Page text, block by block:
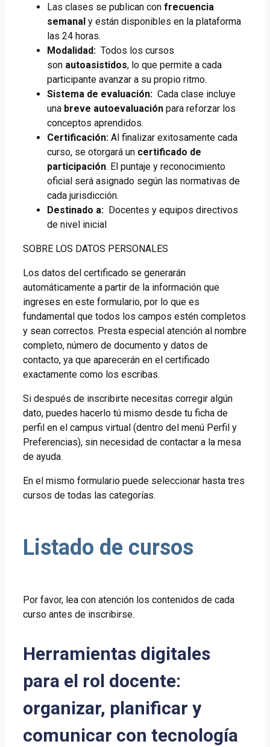
Las clases se publican con frecuencia
semanal y están disponibles en la plataforma
las 24 horas.
Modalidad: Todos los cursos
son autoasistidos, lo que permite a cada
participante avanzar a su propio ritmo.
Sistema de evaluación: Cada clase incluye
una breve autoevaluación para reforzar los
conceptos aprendidos.
Certificación: Al finalizar exitosamente cada
curso, se otorgará un certificado de
participación. El puntaje y reconocimiento
oficial será asignado según las normativas de
cada jurisdicción.
Destinado a: Docentes y equipos directivos
de nivel inicial
SOBRE LOS DATOS PERSONALES
Los datos del certificado se generarán
automáticamente a partir de la información que
ingreses en este formulario, por lo que es
fundamental que todos los campos estén completos
y sean correctos. Presta especial atención al nombre
completo, número de documento y datos de
contacto, ya que aparecerán en el certificado
exactamente como los escribas.
Si después de inscribirte necesitas corregir algún
dato, puedes hacerlo tú mismo desde tu ficha de
perfil en el campus virtual (dentro del menú Perfil y
Preferencias), sin necesidad de contactar a la mesa
de ayuda.
En el mismo formulario puede seleccionar hasta tres
cursos de todas las categorías.
Listado de cursos
Por favor, lea con atención los contenidos de cada
curso antes de inscribirse.
Herramientas digitales
para el rol docente:
organizar, planificar y
comunicar con tecnología